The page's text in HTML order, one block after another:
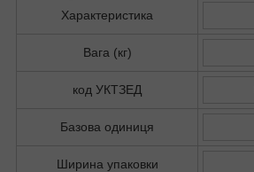
Характеристика
Вага (кг)
код УКТЗЕД
Базова одиниця
Ширина упаковки